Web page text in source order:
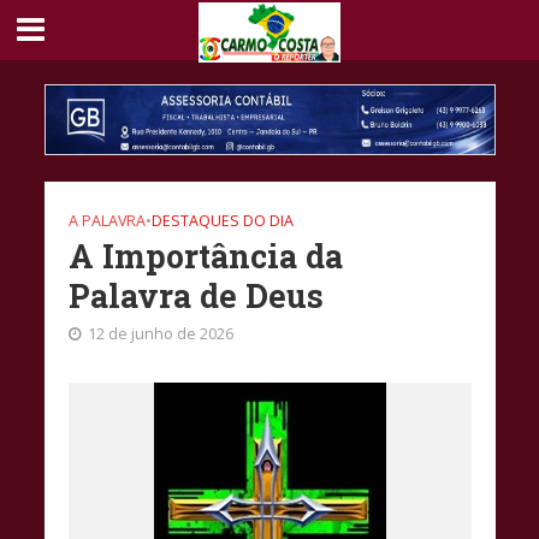
A PALAVRA•DESTAQUES DO DIA
A Importância da
Palavra de Deus
12 de junho de 2026